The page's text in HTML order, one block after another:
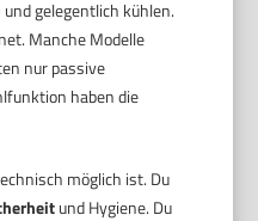
gelegentlich kühlen.
Manche Modelle
nur passive
haben die
möglich ist. Du
und Hygiene. Du